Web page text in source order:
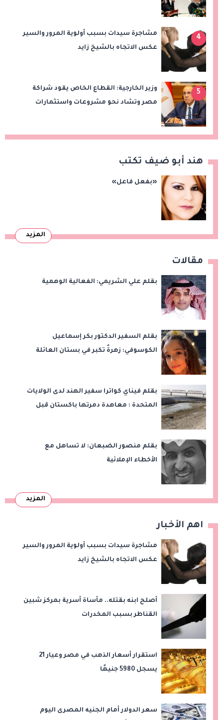
4
مشاجرة سيدات بسبب أولوية المرور والسير
عكس الاتجاه بالشيخ زايد
5
وزير الخارجية: القطاع الخاص يقود شراكة
مصر وتشاد نحو مشروعات واستثمارات
هند أبو ضيف تكتب
«بفعل فاعل»
المزيد
مقالات
بقلم علي الشريمي: الفعالية الوهمية
بقلم السفير الدكتور بكر إسماعيل
الكوسوفي: زهرةٌ تكبر في بستان العائلة
بقلم فيناي كواترا سفير الهند لدى الولايات
المتحدة : معاهدة دمرتها باكستان قبل
بقلم منصور الضبعان: لا تساهل مع
الأخطاء الإملائية
المزيد
اهم الأخبار
مشاجرة سيدات بسبب أولوية المرور والسير
عكس الاتجاه بالشيخ زايد
أصلح ابنه بقتله.. مأساة أسرية بمركز شبين
القناطر بسبب المخدرات
استقرار أسعار الذهب في مصر وعيار 21
يسجل 5980 جنيهًا
سعر الدولار أمام الجنيه المصرى اليوم